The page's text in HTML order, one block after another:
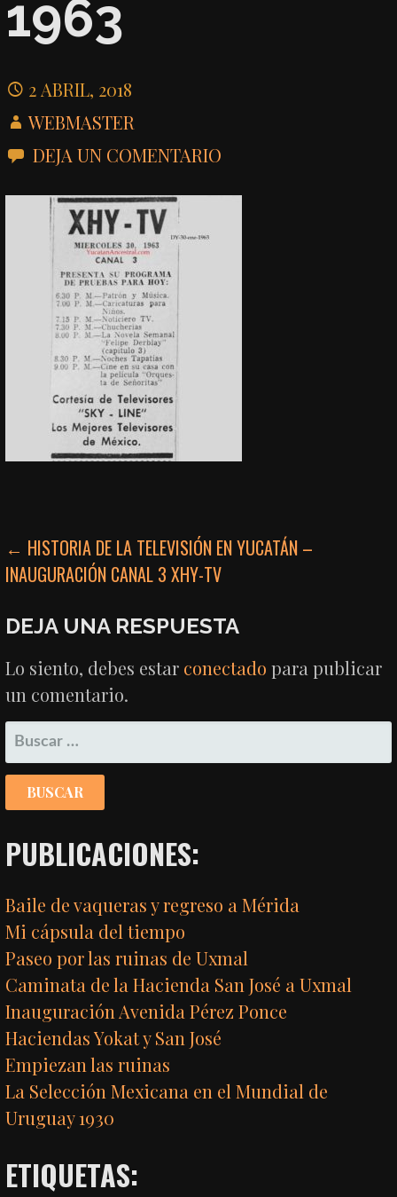
1963
2 ABRIL, 2018
WEBMASTER
DEJA UN COMENTARIO
NAVEGACIÓN
DE
ENTRADAS
← HISTORIA DE LA TELEVISIÓN EN YUCATÁN –
INAUGURACIÓN CANAL 3 XHY-TV
DEJA UNA RESPUESTA
Lo siento, debes estar conectado para publicar
un comentario.
BUSCAR:
PUBLICACIONES:
Baile de vaqueras y regreso a Mérida
Mi cápsula del tiempo
Paseo por las ruinas de Uxmal
Caminata de la Hacienda San José a Uxmal
Inauguración Avenida Pérez Ponce
Haciendas Yokat y San José
Empiezan las ruinas
La Selección Mexicana en el Mundial de
Uruguay 1930
ETIQUETAS: